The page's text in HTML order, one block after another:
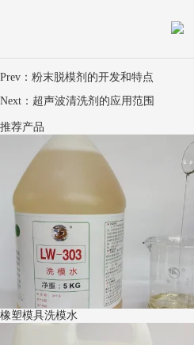
Prev： 粉末脱模剂的开发和特点
Next： 超声波清洗剂的应用范围
推荐产品
橡塑模具洗模水